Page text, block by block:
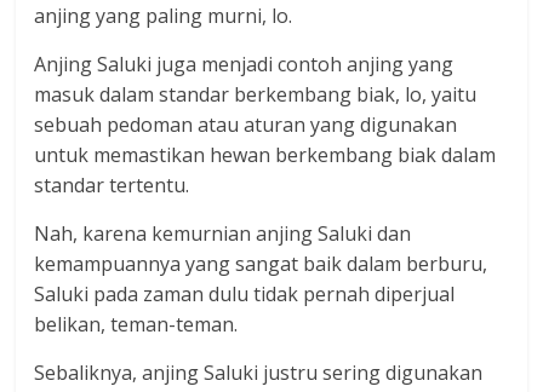
anjing yang paling murni, lo.
Anjing Saluki juga menjadi contoh anjing yang
masuk dalam standar berkembang biak, lo, yaitu
sebuah pedoman atau aturan yang digunakan
untuk memastikan hewan berkembang biak dalam
standar tertentu.
Nah, karena kemurnian anjing Saluki dan
kemampuannya yang sangat baik dalam berburu,
Saluki pada zaman dulu tidak pernah diperjual
belikan, teman-teman.
Sebaliknya, anjing Saluki justru sering digunakan